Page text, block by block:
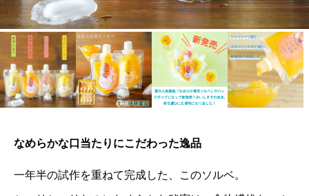
なめらかな口当たりにこだわった逸品
一年半の試作を重ねて完成した、このソルベ。